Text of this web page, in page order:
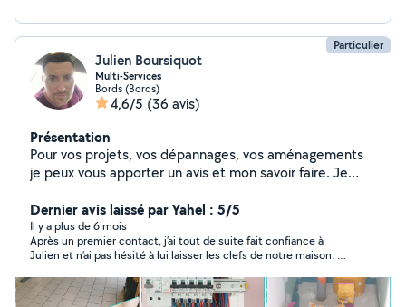
Particulier
Julien Boursiquot
Multi-Services
Bords (Bords)
4,6/5 (36 avis)
Présentation
Pour vos projets, vos dépannages, vos aménagements
je peux vous apporter un avis et mon savoir faire. Je
diplômé d'état "d'agent de maintenance des bâtiments".
J'interviens sur la plomberie sanitaire, l'électricité,
carrelage/faïence, revêtement sol et peinture, cloison
sèche. Envie de rénover ou changer votre salle de bain ,
je vous apporte un travail soigné et appliqué. j'aime les
choses bien finies. On discute de vos projets et on
Dernier avis laissé par Yahel : 5/5
Il y a plus de 6 mois
Après un premier contact, j’ai tout de suite fait confiance à
Julien et n’ai pas hésité à lui laisser les clefs de notre maison. Il
je suis très satisfaite. Notre chantier n’était pas des plus faciles
mais il a été minutieux et le rendu est impeccable. Il n’hésite